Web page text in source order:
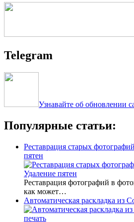
Telegram
Узнавайте об обновлении
Популярные статьи:
Реставрация старых
пятен
Реставрация фотографий в
как может…
Автоматическая раскладка из